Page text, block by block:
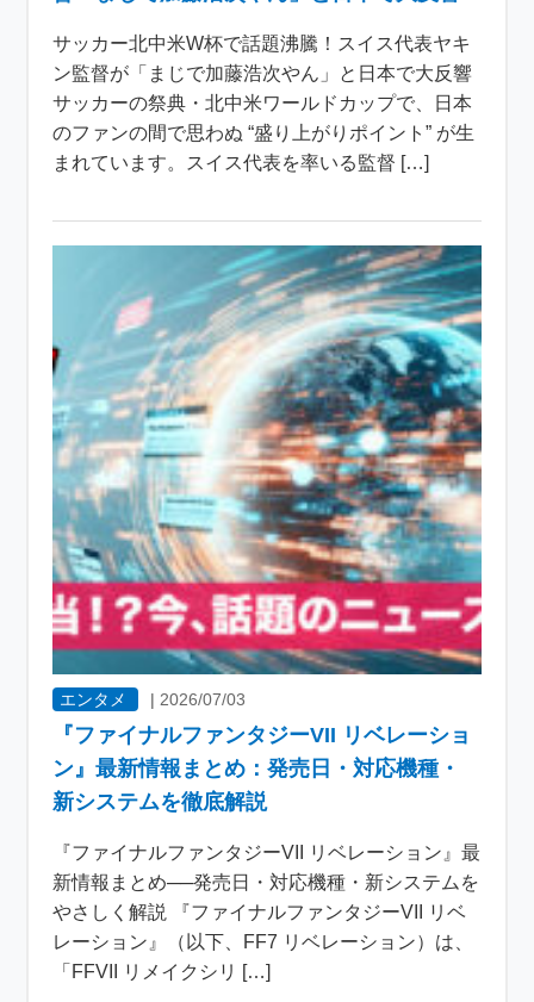
サッカー北中米W杯で話題沸騰！スイス代表ヤキ
ン監督が「まじで加藤浩次やん」と日本で大反響
サッカーの祭典・北中米ワールドカップで、日本
のファンの間で思わぬ “盛り上がりポイント” が生
まれています。スイス代表を率いる監督 […]
エンタメ | 2026/07/03
『ファイナルファンタジーVII リベレーショ
ン』最新情報まとめ：発売日・対応機種・
新システムを徹底解説
『ファイナルファンタジーVII リベレーション』最
新情報まとめ──発売日・対応機種・新システムを
やさしく解説 『ファイナルファンタジーVII リベ
レーション』（以下、FF7 リベレーション）は、
「FFVII リメイクシリ […]